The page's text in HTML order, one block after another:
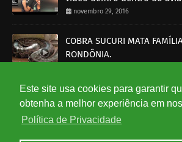
Este site usa cookies para garantir
obtenha a melhor experiência em
Política de Privacidade
novembro 29, 2016
COBRA SUCURI MATA
RONDÔNIA.
Imagens mostram
roubando encomendas
agosto 07, 2014